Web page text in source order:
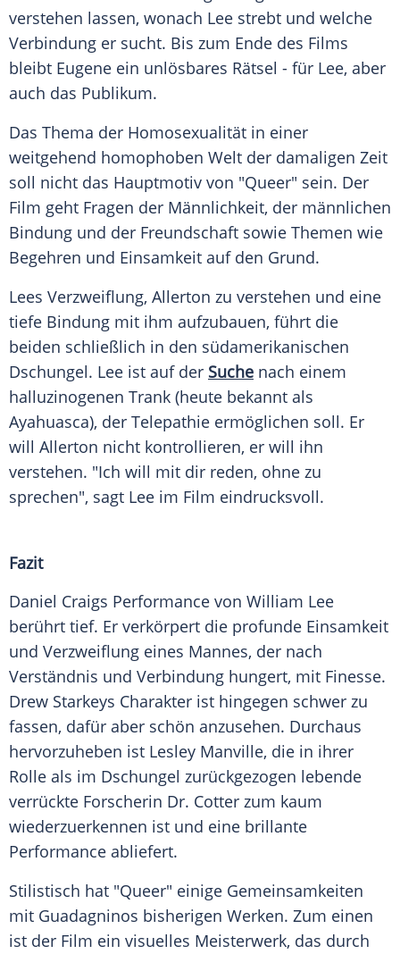
verstehen lassen, wonach Lee strebt und welche
Verbindung er sucht. Bis zum Ende des Films
bleibt Eugene ein unlösbares Rätsel - für Lee, aber
auch das Publikum.
Das Thema der Homosexualität in einer
weitgehend homophoben Welt der damaligen Zeit
soll nicht das Hauptmotiv von "Queer" sein. Der
Film geht Fragen der Männlichkeit, der männlichen
Bindung und der Freundschaft sowie Themen wie
Begehren und Einsamkeit auf den Grund.
Lees Verzweiflung, Allerton zu verstehen und eine
tiefe Bindung mit ihm aufzubauen, führt die
beiden schließlich in den südamerikanischen
Dschungel. Lee ist auf der Suche nach einem
halluzinogenen Trank (heute bekannt als
Ayahuasca), der Telepathie ermöglichen soll. Er
will Allerton nicht kontrollieren, er will ihn
verstehen. "Ich will mit dir reden, ohne zu
sprechen", sagt Lee im Film eindrucksvoll.
Fazit
Daniel Craigs Performance von William Lee
berührt tief. Er verkörpert die profunde Einsamkeit
und Verzweiflung eines Mannes, der nach
Verständnis und Verbindung hungert, mit Finesse.
Drew Starkeys Charakter ist hingegen schwer zu
fassen, dafür aber schön anzusehen. Durchaus
hervorzuheben ist Lesley Manville, die in ihrer
Rolle als im Dschungel zurückgezogen lebende
verrückte Forscherin Dr. Cotter zum kaum
wiederzuerkennen ist und eine brillante
Performance abliefert.
Stilistisch hat "Queer" einige Gemeinsamkeiten
mit Guadagninos bisherigen Werken. Zum einen
ist der Film ein visuelles Meisterwerk, das durch